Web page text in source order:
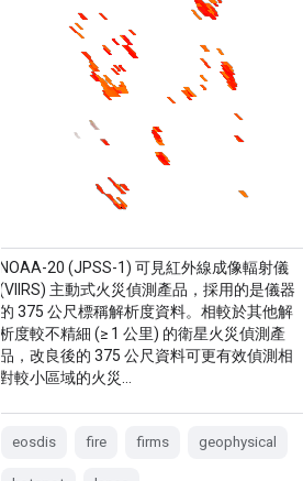
NOAA-20 (JPSS-1) 可見紅外線成像輻射儀
(VIIRS) 主動式火災偵測產品，採用的是儀器
的 375 公尺標稱解析度資料。相較於其他解
析度較不精細 (≥ 1 公里) 的衛星火災偵測產
品，改良後的 375 公尺資料可更有效偵測相
對較小區域的火災…
eosdis fire firms geophysical